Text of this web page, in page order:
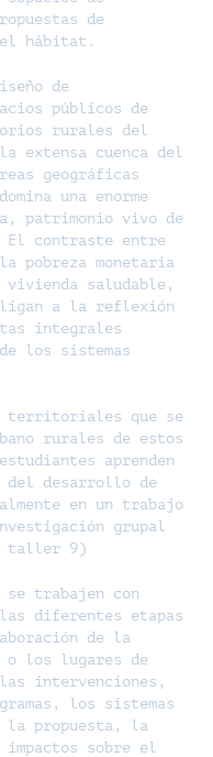
de
el hábitat.
de
públicos de
rurales del
extensa cuenca del
geográficas
una enorme
patrimonio vivo de
El contraste entre
pobreza monetaria
saludable,
a la reflexión
integrales
los sistemas
territoriales que se
rurales de estos
aprenden
desarrollo de
en un trabajo
grupal
taller 9)
trabajen con
diferentes etapas
de la
los lugares de
intervenciones,
los sistemas
la propuesta, la
sobre el